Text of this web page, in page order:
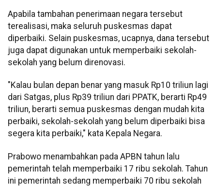
Apabila tambahan penerimaan negara tersebut
terealisasi, maka seluruh puskesmas dapat
diperbaiki. Selain puskesmas, ucapnya, dana tersebut
juga dapat digunakan untuk memperbaiki sekolah-
sekolah yang belum direnovasi.
"Kalau bulan depan benar yang masuk Rp10 triliun lagi
dari Satgas, plus Rp39 triliun dari PPATK, berarti Rp49
triliun, berarti semua puskesmas dengan mudah kita
perbaiki, sekolah-sekolah yang belum diperbaiki bisa
segera kita perbaiki," kata Kepala Negara.
Prabowo menambahkan pada APBN tahun lalu
pemerintah telah memperbaiki 17 ribu sekolah. Tahun
ini pemerintah sedang memperbaiki 70 ribu sekolah